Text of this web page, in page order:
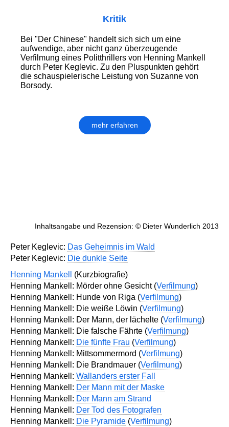
Kritik
Bei "Der Chinese" handelt sich sich um eine
aufwendige, aber nicht ganz überzeugende
Verfilmung eines Politthrillers von Henning Mankell
durch Peter Keglevic. Zu den Pluspunkten gehört
die schauspielerische Leistung von Suzanne von
Borsody.
mehr erfahren
Inhaltsangabe und Rezension: © Dieter Wunderlich 2013
Peter Keglevic: Das Geheimnis im Wald
Peter Keglevic: Die dunkle Seite
Henning Mankell
(Kurzbiografie)
Henning Mankell: Mörder ohne Gesicht (Verfilmung)
Henning Mankell: Hunde von Riga (Verfilmung)
Henning Mankell: Die weiße Löwin (Verfilmung)
Henning Mankell: Der Mann, der lächelte (Verfilmung)
Henning Mankell: Die falsche Fährte (Verfilmung)
Henning Mankell: Die fünfte Frau (Verfilmung)
Henning Mankell: Mittsommermord (Verfilmung)
Henning Mankell: Die Brandmauer (Verfilmung)
Henning Mankell: Wallanders erster Fall
Henning Mankell: Der Mann mit der Maske
Henning Mankell: Der Mann am Strand
Henning Mankell: Der Tod des Fotografen
Henning Mankell: Die Pyramide (Verfilmung)